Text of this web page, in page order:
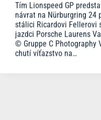
Tím Lionspeed GP
návrat na Nürburgring 24
stálici Ricardovi Fellerovi
jazdci Porsche Laurens
© Gruppe C Photography
chutí víťazstvo na…